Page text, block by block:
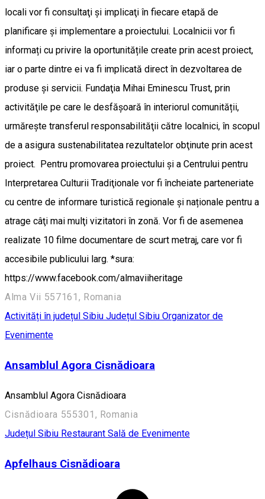
locali vor fi consultaţi şi implicaţi în fiecare etapă de
planificare și implementare a proiectului. Localnicii vor fi
informați cu privire la oportunitățile create prin acest proiect,
iar o parte dintre ei va fi implicată direct în dezvoltarea de
produse și servicii. Fundaţia Mihai Eminescu Trust, prin
activităţile pe care le desfășoară în interiorul comunității,
urmăreşte transferul responsabilităţii către localnici, în scopul
de a asigura sustenabilitatea rezultatelor obţinute prin acest
proiect. Pentru promovarea proiectului şi a Centrului pentru
Interpretarea Culturii Tradiţionale vor fi încheiate parteneriate
cu centre de informare turistică regionale și naționale pentru a
atrage câţi mai mulţi vizitatori în zonă. Vor fi de asemenea
realizate 10 filme documentare de scurt metraj, care vor fi
accesibile publicului larg. *sura:
https://www.facebook.com/almaviiheritage
Alma Vii 557161, Romania
Activități în județul Sibiu Județul Sibiu Organizator de
Evenimente
Ansamblul Agora Cisnădioara
Ansamblul Agora Cisnădioara
Cisnădioara 555301, Romania
Județul Sibiu Restaurant Sală de Evenimente
Apfelhaus Cisnădioara